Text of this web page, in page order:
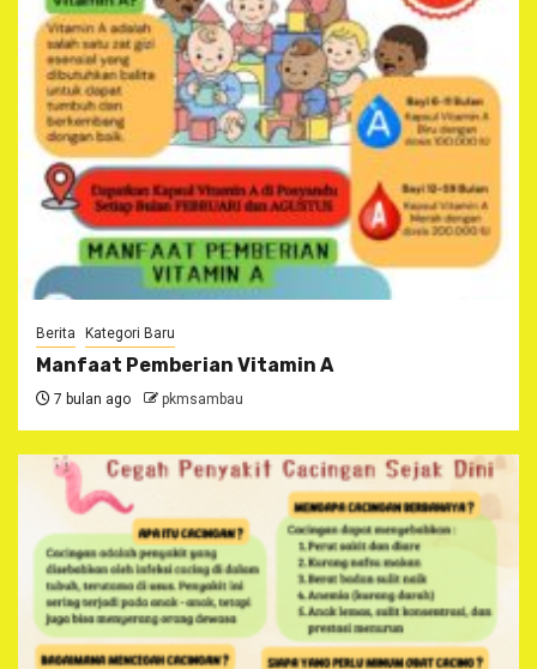
Berita Kategori Baru
Manfaat Pemberian Vitamin A
7 bulan ago pkmsambau